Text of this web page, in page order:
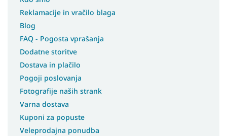
Reklamacije in vračilo blaga
Blog
FAQ - Pogosta vprašanja
Dodatne storitve
Dostava in plačilo
Pogoji poslovanja
Fotografije naših strank
Varna dostava
Kuponi za popuste
Veleprodajna ponudba